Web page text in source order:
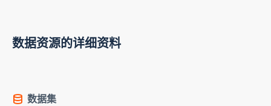
数据资源的详细资料
数据集